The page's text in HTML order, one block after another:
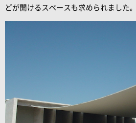
どが開けるスペースも求められました。